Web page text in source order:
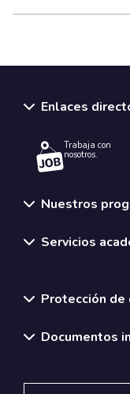
Enlaces
Trabaja con
nosotros.
Nuestros
Servicios
Protección de
Documentos